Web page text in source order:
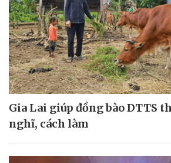
Gia Lai giúp đồng bào DTTS
nghĩ, cách làm